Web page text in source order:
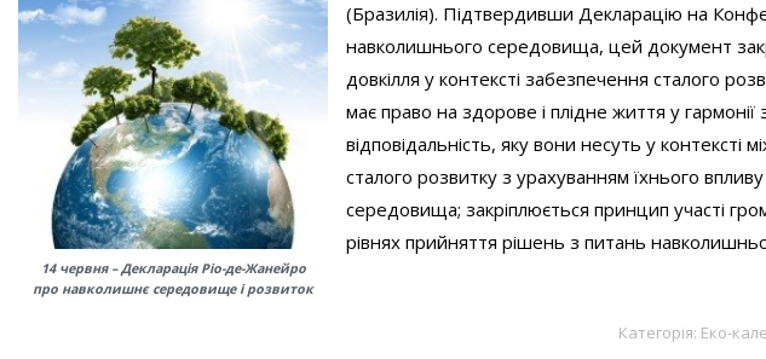
14 червня – Декларація Ріо-де-Жанейро
про навколишнє середовище і розвиток
(Бразилія). Підтвердивши Декларацію на
навколишнього середовища, цей документ
довкілля у контексті забезпечення сталого
має право на здорове і плідне життя у
відповідальність, яку вони несуть у
сталого розвитку з урахуванням їхнього
середовища; закріплюється принцип участі
рівнях прийняття рішень з питань
Категорія: Еко-